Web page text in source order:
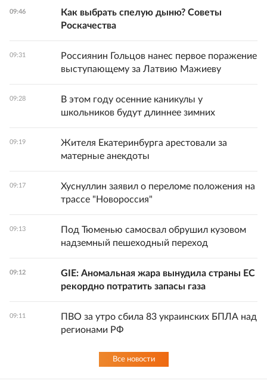
09:46
Как выбрать спелую дыню? Советы
Роскачества
09:31
Россиянин Гольцов нанес первое поражение
выступающему за Латвию Мажиеву
09:28
В этом году осенние каникулы у
школьников будут длиннее зимних
09:19
Жителя Екатеринбурга арестовали за
матерные анекдоты
09:17
Хуснуллин заявил о переломе положения на
трассе "Новороссия"
09:13
Под Тюменью самосвал обрушил кузовом
надземный пешеходный переход
09:12
GIE: Аномальная жара вынудила страны ЕС
рекордно потратить запасы газа
09:11
ПВО за утро сбила 83 украинских БПЛА над
регионами РФ
Все новости